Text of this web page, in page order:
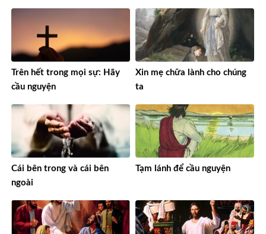
Trên hết trong mọi sự: Hãy
cầu nguyện
Xin mẹ chữa lành cho chúng
ta
Cái bên trong và cái bên
ngoài
Tạm lánh để cầu nguyện